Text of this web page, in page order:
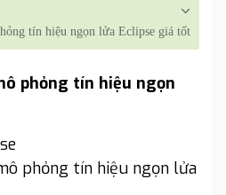
tín hiệu ngọn lửa Eclipse giá tốt
phỏng tín hiệu ngọn
phỏng tín hiệu ngọn lửa